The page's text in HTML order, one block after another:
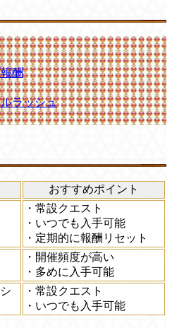
酬
ラッシュ
おすすめポイント
・常設クエスト
・いつでも入手可能
・定期的に報酬リセット
・開催頻度が高い
・多めに入手可能
・常設クエスト
・いつでも入手可能